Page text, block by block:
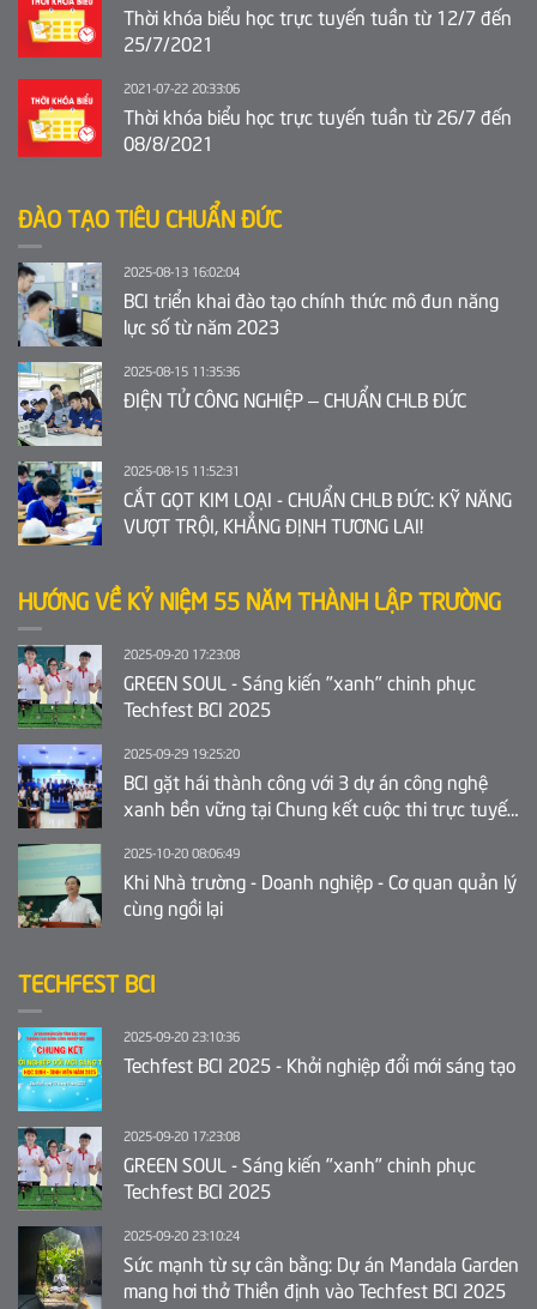
Thời khóa biểu học trực tuyến tuần từ 12/7 đến
25/7/2021
2021-07-22 20:33:06
Thời khóa biểu học trực tuyến tuần từ 26/7 đến
08/8/2021
ĐÀO TẠO TIÊU CHUẨN ĐỨC
2025-08-13 16:02:04
BCI triển khai đào tạo chính thức mô đun năng
lực số từ năm 2023
2025-08-15 11:35:36
ĐIỆN TỬ CÔNG NGHIỆP – CHUẨN CHLB ĐỨC
2025-08-15 11:52:31
CẮT GỌT KIM LOẠI - CHUẨN CHLB ĐỨC: KỸ NĂNG
VƯỢT TRỘI, KHẲNG ĐỊNH TƯƠNG LAI!
HƯỚNG VỀ KỶ NIỆM 55 NĂM THÀNH LẬP TRƯỜNG
2025-09-20 17:23:08
GREEN SOUL - Sáng kiến "xanh" chinh phục
Techfest BCI 2025
2025-09-29 19:25:20
BCI gặt hái thành công với 3 dự án công nghệ
xanh bền vững tại Chung kết cuộc thi trực tuyến
2025-10-20 08:06:49
Khi Nhà trường - Doanh nghiệp - Cơ quan quản lý
cùng ngồi lại
TECHFEST BCI
2025-09-20 23:10:36
Techfest BCI 2025 - Khởi nghiệp đổi mới sáng tạo
2025-09-20 17:23:08
GREEN SOUL - Sáng kiến "xanh" chinh phục
Techfest BCI 2025
2025-09-20 23:10:24
Sức mạnh từ sự cân bằng: Dự án Mandala Garden
mang hơi thở Thiền định vào Techfest BCI 2025